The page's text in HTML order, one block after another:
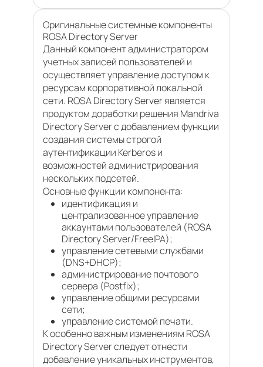
Оригинальные системные компоненты
ROSA Directory Server
Данный компонент администратором
учетных записей пользователей и
осуществляет управление доступом к
ресурсам корпоративной локальной
сети. ROSA Directory Server является
продуктом доработки решения Mandriva
Directory Server с добавлением функции
создания системы строгой
аутентификации Kerberos и
возможностей администрирования
нескольких подсетей.
Основные функции компонента:
идентификация и
централизованное управление
аккаунтами пользователей (ROSA
Directory Server/FreeIPA);
управление сетевыми службами
(DNS+DHCP);
администрирование почтового
сервера (Postfix);
управление общими ресурсами
сети;
управление системой печати.
К особенно важным изменениям ROSA
Directory Server следует отнести
добавление уникальных инструментов,